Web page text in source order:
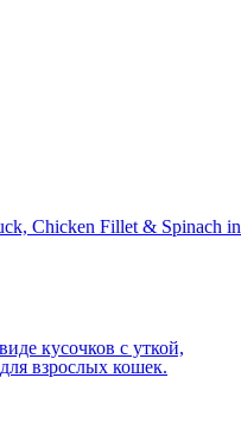
Chicken Fillet & Spinach in
кусочков с уткой,
взрослых кошек.